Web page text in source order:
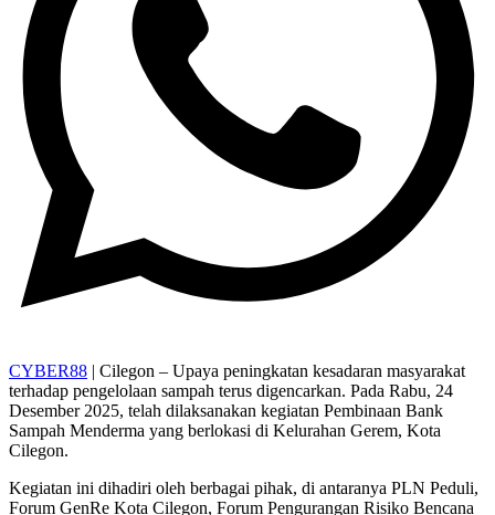
CYBER88 | Cilegon – Upaya peningkatan kesadaran masyarakat
terhadap pengelolaan sampah terus digencarkan. Pada Rabu, 24
Desember 2025, telah dilaksanakan kegiatan Pembinaan Bank
Sampah Menderma yang berlokasi di Kelurahan Gerem, Kota
Cilegon.
Kegiatan ini dihadiri oleh berbagai pihak, di antaranya PLN Peduli,
Forum GenRe Kota Cilegon, Forum Pengurangan Risiko Bencana